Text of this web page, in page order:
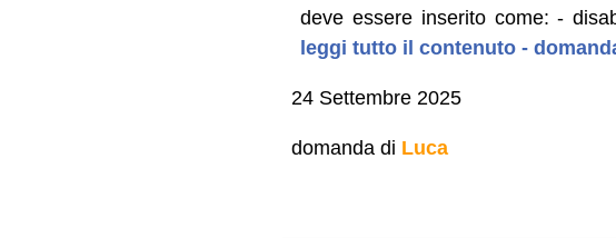
deve essere inserito come: -
leggi tutto il contenuto -
24 Settembre 2025
domanda di Luca